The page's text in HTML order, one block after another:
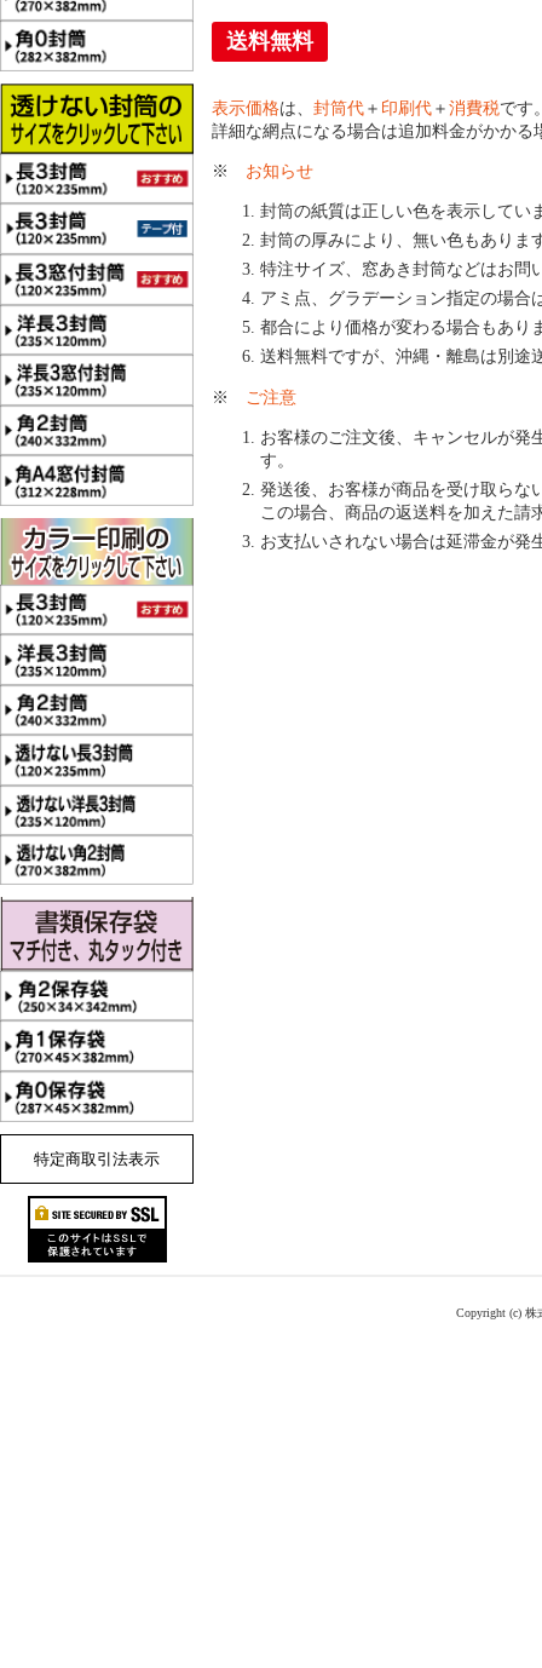
特定商取引法表示
送料無料
表示価格は、 封筒代 ＋ 印刷代 ＋ 消費税です
詳細な網点になる場合は追加料金がかかる
※ お知らせ
封筒の紙質は正しい色を表示してい
封筒の厚みにより、無い色もありま
特注サイズ、窓あき封筒などはお問
アミ点、グラデーション指定の場合
都合により価格が変わる場合もあり
送料無料ですが、沖縄・離島は別途
※ ご注意
お客様のご注文後、キャンセルが発
す。
発送後、お客様が商品を受け取らな
この場合、商品の返送料を加えた請
お支払いされない場合は延滞金が発
Copyright (c)